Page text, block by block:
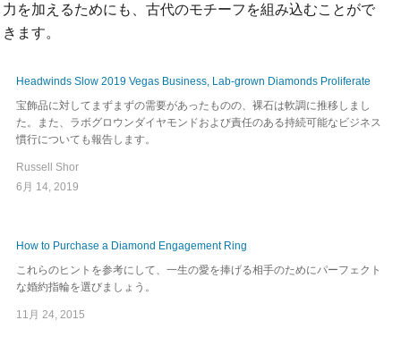
力を加えるためにも、古代のモチーフを組み込むことがで
きます。
Headwinds Slow 2019 Vegas Business, Lab-grown Diamonds Proliferate
宝飾品に対してまずまずの需要があったものの、裸石は軟調に推移しまし
た。また、ラボグロウンダイヤモンドおよび責任のある持続可能なビジネス
慣行についても報告します。
Russell Shor
6月 14, 2019
How to Purchase a Diamond Engagement Ring
これらのヒントを参考にして、一生の愛を捧げる相手のためにパーフェクト
な婚約指輪を選びましょう。
11月 24, 2015